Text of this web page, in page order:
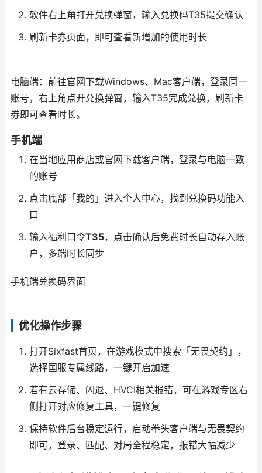
软件右上角打开兑换弹窗，输入兑换码T35提交确认
刷新卡券页面，即可查看新增加的使用时长
电脑端：前往官网下载Windows、Mac客户端，登录同一
账号，右上角点开兑换弹窗，输入T35完成兑换，刷新卡
券即可查看时长。
手机端
在当地应用商店或官网下载客户端，登录与电脑一致
的账号
点击底部「我的」进入个人中心，找到兑换码功能入
口
输入福利口令T35，点击确认后免费时长自动存入账
户，多端时长同步
手机端兑换码界面
优化操作步骤
打开Sixfast首页，在游戏模式中搜索「无畏契约」，
选择国服专属线路，一键开启加速
若有云存储、闪退、HVCI相关报错，可在游戏专区右
侧打开对应修复工具，一键修复
保持软件后台稳定运行，启动拳头客户端与无畏契约
即可，登录、匹配、对局全程稳定，报错大幅减少